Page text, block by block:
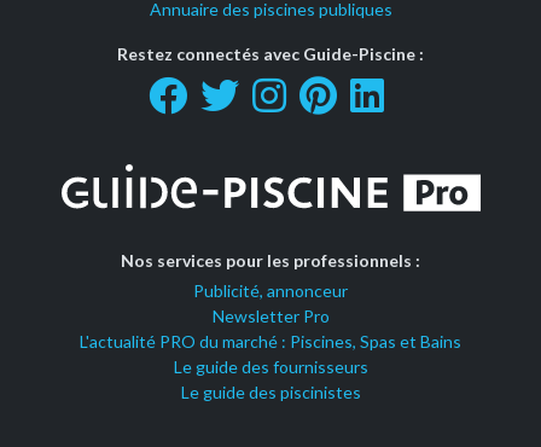
Annuaire des piscines publiques
Restez connectés avec Guide-Piscine :
Nos services pour les professionnels :
Publicité, annonceur
Newsletter Pro
L'actualité PRO du marché : Piscines, Spas et Bains
Le guide des fournisseurs
Le guide des piscinistes